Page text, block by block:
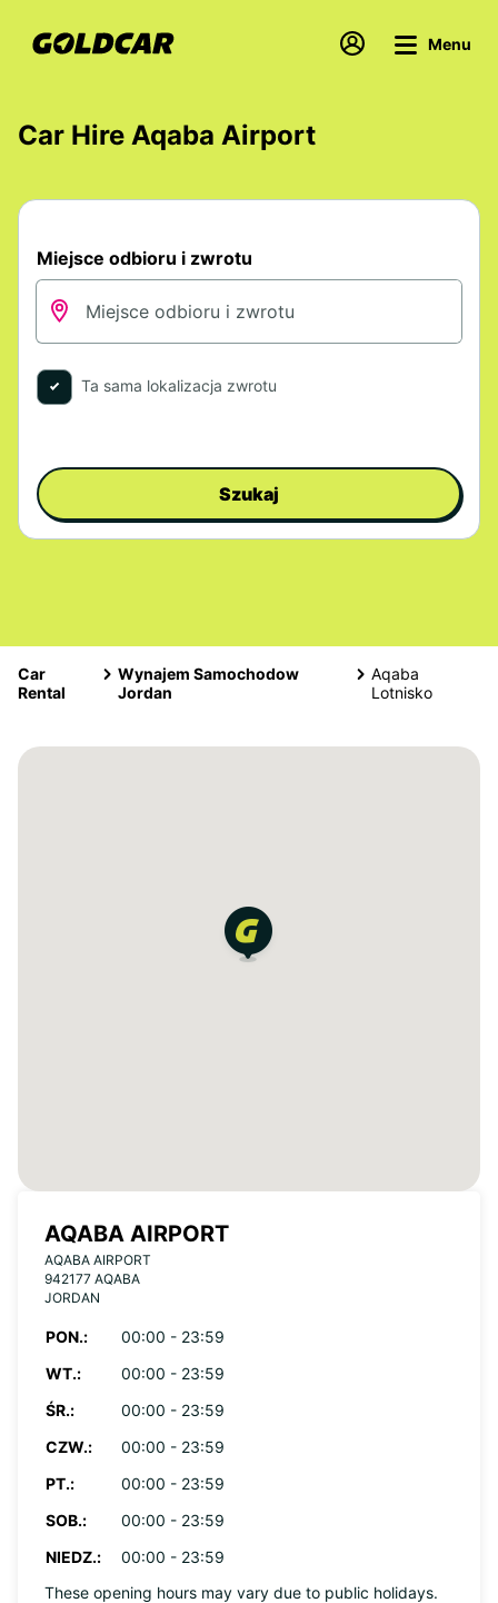
Menu
Car Hire Aqaba Airport
Miejsce odbioru i zwrotu
Ta sama lokalizacja zwrotu
Szukaj
Car
Rental
Wynajem Samochodow
Jordan
Aqaba
Lotnisko
AQABA AIRPORT
AQABA AIRPORT
942177 AQABA
JORDAN
PON.:
00:00 - 23:59
WT.:
00:00 - 23:59
ŚR.:
00:00 - 23:59
CZW.:
00:00 - 23:59
PT.:
00:00 - 23:59
SOB.:
00:00 - 23:59
NIEDZ.:
00:00 - 23:59
These opening hours may vary due to public holidays.